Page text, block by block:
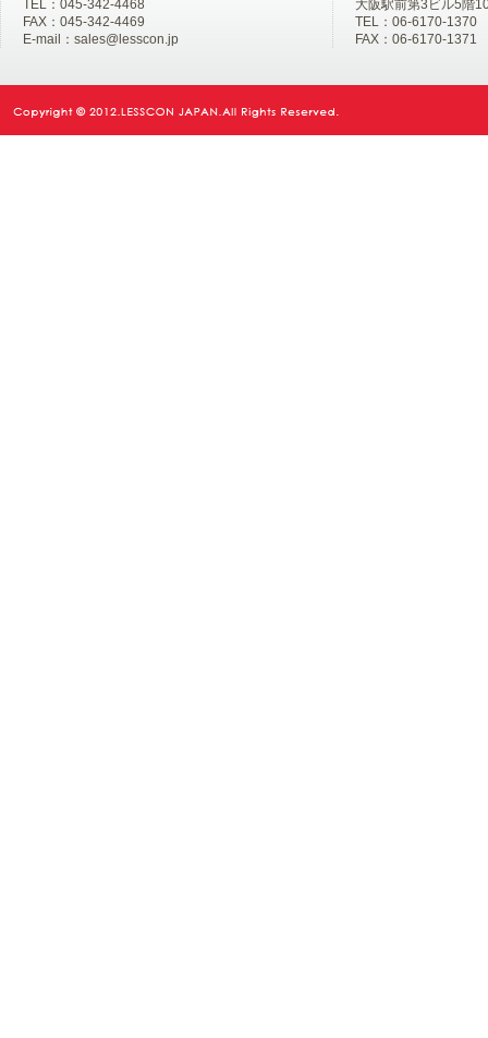
TEL：045-342-4468
FAX：045-342-4469
E-mail：sales@lesscon.jp
大阪駅前第3ビル5階
TEL：06-6170-1370
FAX：06-6170-1371